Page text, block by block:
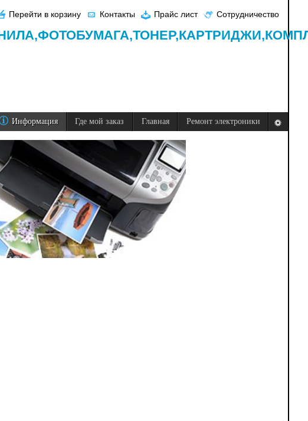
Перейти в корзину Контакты Прайс лист Сотрудничество
ФОТОБУМАГА,ТОНЕР,КАРТРИДЖИ,
Информация Где мой заказ Главная Ремонт электроники